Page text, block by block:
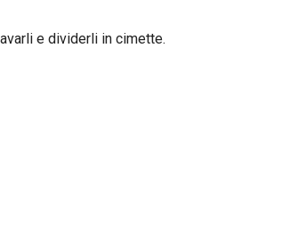
e dividerli in cimette.